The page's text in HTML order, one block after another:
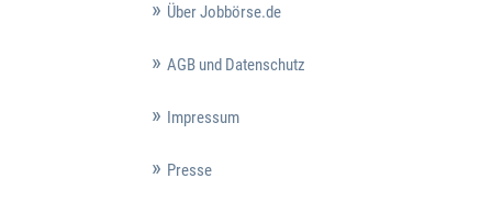
Über Jobbörse.de
AGB und Datenschutz
Impressum
Presse